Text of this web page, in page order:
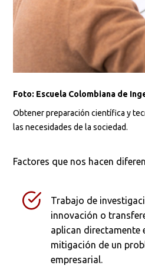
Foto: Escuela Colombiana de
Obtener preparación científica y
las necesidades de la sociedad.
Factores que nos hacen
Trabajo de
innovación o
aplican directamente
mitigación de un
empresarial.